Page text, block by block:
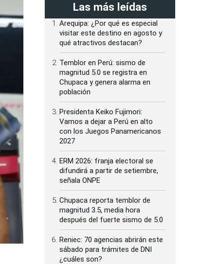
Las más leídas
Arequipa: ¿Por qué es especial
visitar este destino en agosto y
qué atractivos destacan?
Temblor en Perú: sismo de
magnitud 5.0 se registra en
Chupaca y genera alarma en
población
Presidenta Keiko Fujimori:
Vamos a dejar a Perú en alto
con los Juegos Panamericanos
2027
ERM 2026: franja electoral se
difundirá a partir de setiembre,
señala ONPE
Chupaca reporta temblor de
magnitud 3.5, media hora
después del fuerte sismo de 5.0
Reniec: 70 agencias abrirán este
sábado para trámites de DNI
¿cuáles son?